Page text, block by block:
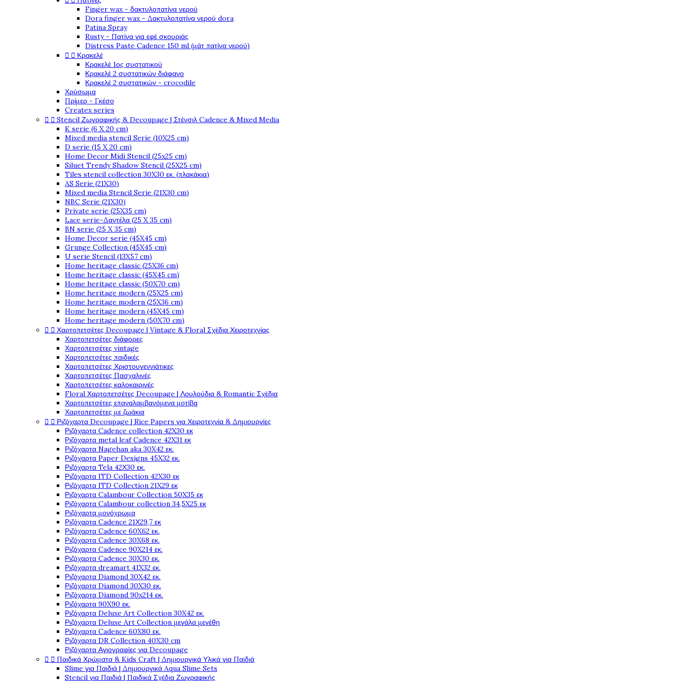
Finger wax - δακτυλοπατίνα νερού
Dora finger wax - Δακτυλοπατίνα νερού dora
Patina Spray
Rusty - Πατίνα για εφέ σκουριάς
Distress Paste Cadence 150 ml (μάτ πατίνα νερού)
  Κρακελέ
Κρακελέ 1ος συστατικού
Κρακελέ 2 συστατικών διάφανο
Κρακελέ 2 συστατικών - crocodile
Χρύσωμα
Πρίμερ - Γκέσο
Createx series
  Stencil Ζωγραφικής & Decoupage | Στένσιλ Cadence & Mixed Media
K serie (6 X 20 cm)
Mixed media stencil Serie (10X25 cm)
D serie (15 X 20 cm)
Home Decor Midi Stencil (25x25 cm)
Siluet Trendy Shadow Stencil (25X25 cm)
Tiles stencil collection 30X30 εκ. (πλακάκια)
AS Serie (21X30)
Mixed media Stencil Serie (21X30 cm)
NBC Serie (21X30)
Private serie (25X35 cm)
Lace serie-Δαντέλα (25 X 35 cm)
BN serie (25 X 35 cm)
Home Decor serie (45X45 cm)
Grunge Collection (45X45 cm)
U serie Stencil (13X57 cm)
Home heritage classic (25X36 cm)
Home heritage classic (45X45 cm)
Home heritage classic (50X70 cm)
Home heritage modern (25X25 cm)
Home heritage modern (25X36 cm)
Home heritage modern (45X45 cm)
Home heritage modern (50X70 cm)
  Χαρτοπετσέτες Decoupage | Vintage & Floral Σχέδια Χειροτεχνίας
Χαρτοπετσέτες διάφορες
Χαρτοπετσέτες vintage
Χαρτοπετσέτες παιδικές
Χαρτοπετσέτες Χριστουγεννιάτικες
Χαρτοπετσέτες Πασχαλινές
Χαρτοπετσέτες καλοκαιρινές
Floral Χαρτοπετσέτες Decoupage | Λουλούδια & Romantic Σχέδια
Χαρτοπετσέτες επαναλαμβανόμενα μοτίβα
Χαρτοπετσέτες με ζωάκια
  Ριζόχαρτα Decoupage | Rice Papers για Χειροτεχνία & Δημιουργίες
Ριζόχαρτα Cadence collection 42X30 εκ
Ριζόχαρτα metal leaf Cadence 42X31 εκ
Ριζόχαρτα Nagehan aka 30X42 εκ.
Ριζόχαρτα Paper Designs 45X32 εκ.
Ριζόχαρτα Tela 42Χ30 εκ.
Ριζόχαρτα ITD Collection 42X30 εκ
Ριζόχαρτα ITD Collection 21X29 εκ
Ριζόχαρτα Calambour Collection 50X35 εκ
Ριζόχαρτα Calambour collection 34,5X25 εκ
Ριζόχαρτα μονόχρωμα
Ριζόχαρτα Cadence 21Χ29,7 εκ
Ριζόχαρτα Cadence 60X62 εκ.
Ριζόχαρτα Cadence 30X68 εκ.
Ριζόχαρτα Cadence 90X214 εκ.
Ριζόχαρτα Cadence 30X30 εκ.
Ριζόχαρτα dreamart 41X32 εκ.
Ριζόχαρτα Diamond 30X42 εκ.
Ριζόχαρτα Diamond 30X30 εκ.
Ριζόχαρτα Diamond 90x214 εκ.
Ριζόχαρτα 90X90 εκ.
Ριζόχαρτα Deluxe Art Collection 30X42 εκ.
Ριζόχαρτα Deluxe Art Collection μεγάλα μεγέθη
Ριζόχαρτα Cadence 60X80 εκ.
Ριζόχαρτα DR Collection 40X30 cm
Ριζόχαρτα Αγιογραφίες για Decoupage
  Παιδικά Χρώματα & Kids Craft | Δημιουργικά Υλικά για Παιδιά
Slime για Παιδιά | Δημιουργικά Aqua Slime Sets
Stencil για Παιδιά | Παιδικά Σχέδια Ζωγραφικής